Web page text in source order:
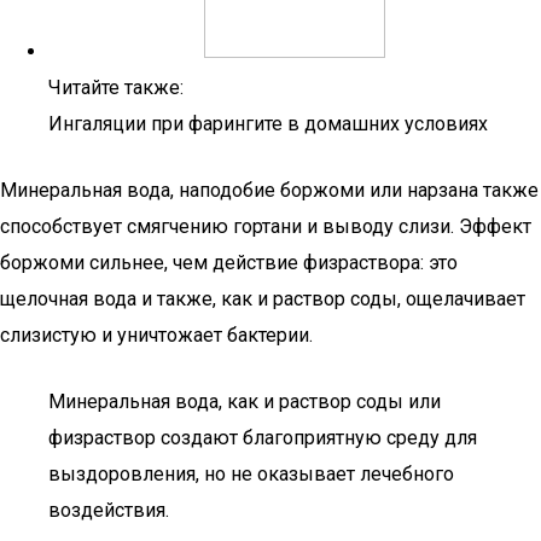
Читайте также:
Ингаляции при фарингите в домашних условиях
Минеральная вода, наподобие боржоми или нарзана также
способствует смягчению гортани и выводу слизи. Эффект
боржоми сильнее, чем действие физраствора: это
щелочная вода и также, как и раствор соды, ощелачивает
слизистую и уничтожает бактерии.
Минеральная вода, как и раствор соды или
физраствор создают благоприятную среду для
выздоровления, но не оказывает лечебного
воздействия.